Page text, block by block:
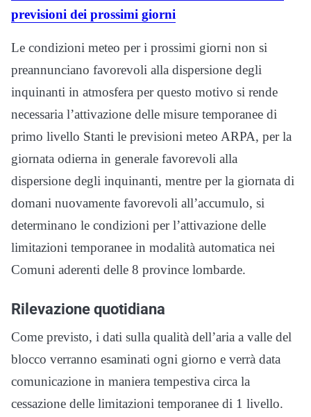
previsioni dei prossimi giorni
Le condizioni meteo per i prossimi giorni non si
preannunciano favorevoli alla dispersione degli
inquinanti in atmosfera per questo motivo si rende
necessaria l’attivazione delle misure temporanee di
primo livello Stanti le previsioni meteo ARPA, per la
giornata odierna in generale favorevoli alla
dispersione degli inquinanti, mentre per la giornata di
domani nuovamente favorevoli all’accumulo, si
determinano le condizioni per l’attivazione delle
limitazioni temporanee in modalità automatica nei
Comuni aderenti delle 8 province lombarde.
Rilevazione quotidiana
Come previsto, i dati sulla qualità dell’aria a valle del
blocco verranno esaminati ogni giorno e verrà data
comunicazione in maniera tempestiva circa la
cessazione delle limitazioni temporanee di 1 livello.